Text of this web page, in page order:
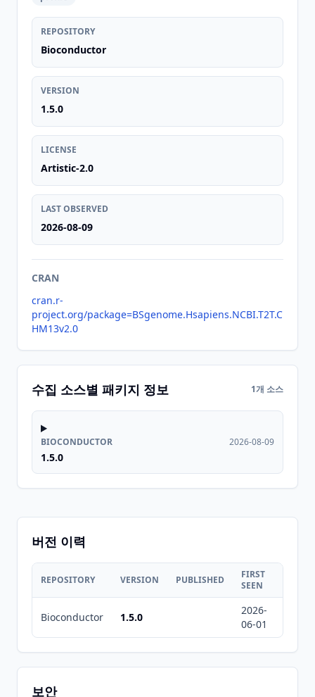
REPOSITORY
Bioconductor
VERSION
1.5.0
LICENSE
Artistic-2.0
LAST OBSERVED
2026-08-09
CRAN
cran.r-
project.org/package=BSgenome.Hsapiens.NCBI.T2T.C
HM13v2.0
수집 소스별 패키지 정보 1개 소스
BIOCONDUCTOR
1.5.0
2026-08-09
버전 이력
REPOSITORY VERSION PUBLISHED
FIRST
SEEN
Bioconductor 1.5.0
2026-
06-01
보안